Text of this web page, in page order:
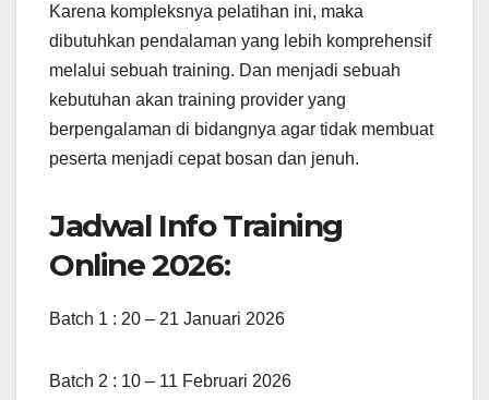
Karena kompleksnya pelatihan ini, maka
dibutuhkan pendalaman yang lebih komprehensif
melalui sebuah training. Dan menjadi sebuah
kebutuhan akan training provider yang
berpengalaman di bidangnya agar tidak membuat
peserta menjadi cepat bosan dan jenuh.
Jadwal Info Training
Online 2026:
Batch 1 : 20 – 21 Januari 2026
Batch 2 : 10 – 11 Februari 2026